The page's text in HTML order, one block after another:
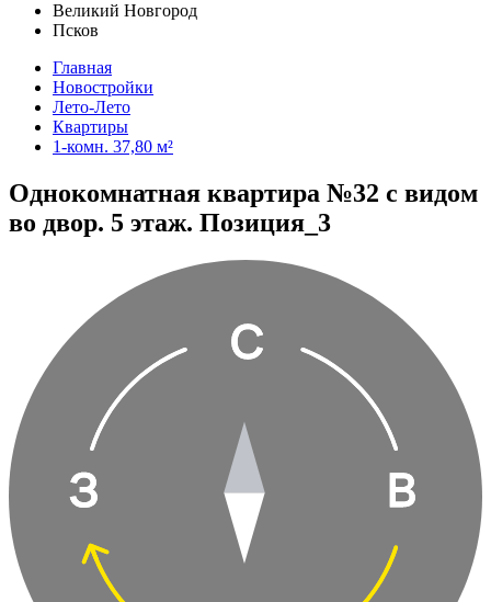
Великий Новгород
Псков
Главная
Новостройки
Лето-Лето
Квартиры
1-комн. 37,80 м²
Однокомнатная квартира №32 с видом
во двор. 5 этаж. Позиция_3